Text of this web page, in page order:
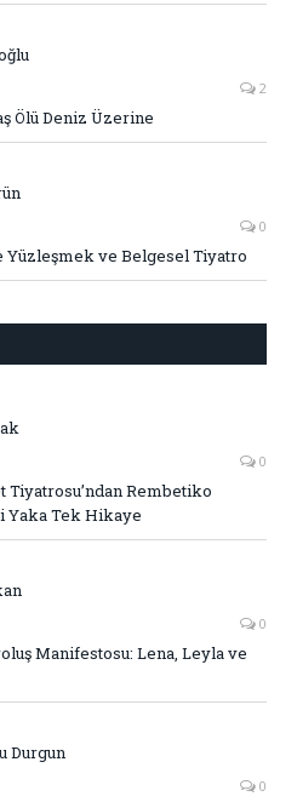
2
Ölü Deniz Üzerine
0
ve Belgesel Tiyatro
0
Tiyatrosu’ndan Rembetiko
Yaka Tek Hikaye
0
Manifestosu: Lena, Leyla ve
Durgun
0